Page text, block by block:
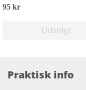
95 kr
Udsolgt
Praktisk info